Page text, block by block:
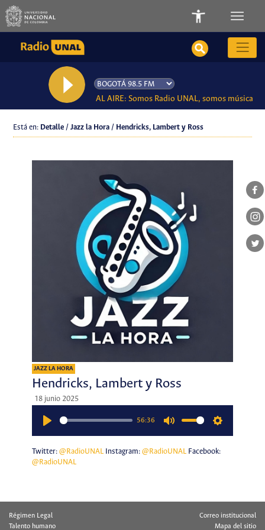
AL AIRE: Somos Radio UNAL, somos música
Está en: Detalle / Jazz la Hora / Hendricks, Lambert y Ross
JAZZ LA HORA
Hendricks, Lambert y Ross
18 junio 2025
56:36
Twitter: @RadioUNALInstagram: @RadioUNALFacebook:
@RadioUNAL
Régimen Legal
Talento humano
Correo institucional
Mapa del sitio